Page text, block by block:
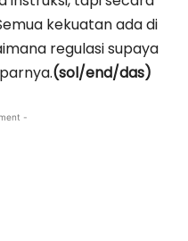
kekuatan ada di
regulasi supaya
(sol/end/das)
-